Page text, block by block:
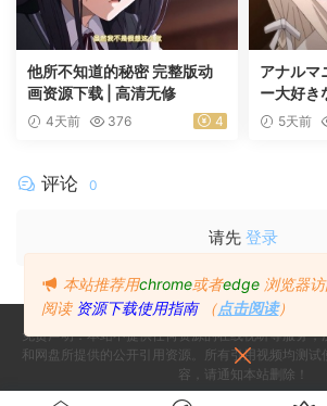
他所不知道的秘密 完整版动
画资源下载 | 高清无修
4天前 376 4
アナルマ
ー大好き
マッチン
5天前
评论 0
请先 登录
免责声明：本站不提供任何资源的在线视听等服务，
和网盘所提供的公开引用资源。所有引用视频均测试
容，请通知本站删除！
本站推荐用chrome或者edge 浏览器
阅读 资源下载使用指南 （点击阅读）